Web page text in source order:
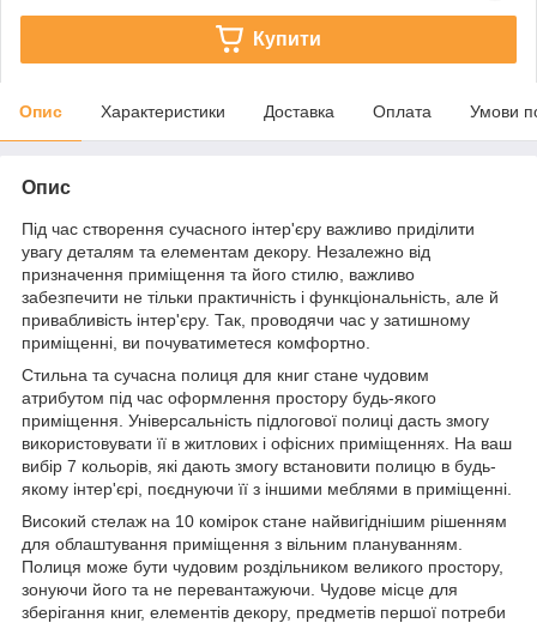
Купити
Опис Характеристики Доставка Оплата Умови
Опис
Під час створення сучасного інтер'єру важливо приділити
увагу деталям та елементам декору. Незалежно від
призначення приміщення та його стилю, важливо
забезпечити не тільки практичність і функціональність, але й
привабливість інтер'єру. Так, проводячи час у затишному
приміщенні, ви почуватиметеся комфортно.
Стильна та сучасна полиця для книг стане чудовим
атрибутом під час оформлення простору будь-якого
приміщення. Універсальність підлогової полиці дасть змогу
використовувати її в житлових і офісних приміщеннях. На ваш
вибір 7 кольорів, які дають змогу встановити полицю в будь-
якому інтер'єрі, поєднуючи її з іншими меблями в приміщенні.
Високий стелаж на 10 комірок стане найвигіднішим рішенням
для облаштування приміщення з вільним плануванням.
Полиця може бути чудовим роздільником великого простору,
зонуючи його та не перевантажуючи. Чудове місце для
зберігання книг, елементів декору, предметів першої потреби